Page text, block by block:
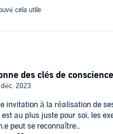
invitation à la réalisation de
au plus juste pour soi, les
peut se reconnaître..
des clés de conscience